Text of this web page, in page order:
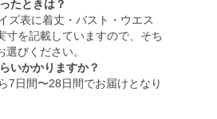
たときは？
ズ表に着丈・バスト・ウエス
寸を記載していますので、そち
びください。
いかかりますか？
7日間〜28日間でお届けとなり